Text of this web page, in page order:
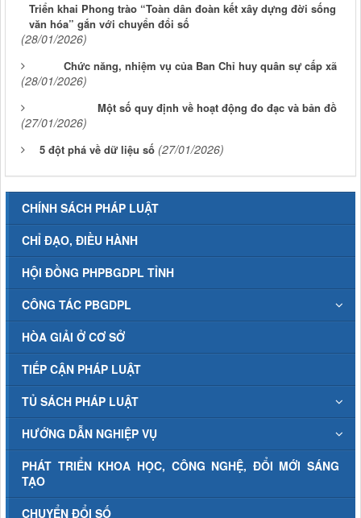
Triển khai Phong trào “Toàn dân đoàn kết xây dựng đời sống
văn hóa” gắn với chuyển đổi số
(28/01/2026)
Chức năng, nhiệm vụ của Ban Chỉ huy quân sự cấp xã
(28/01/2026)
Một số quy định về hoạt động đo đạc và bản đồ
(27/01/2026)
5 đột phá về dữ liệu số (27/01/2026)
CHÍNH SÁCH PHÁP LUẬT
CHỈ ĐẠO, ĐIỀU HÀNH
HỘI ĐỒNG PHPBGDPL TỈNH
CÔNG TÁC PBGDPL
HÒA GIẢI Ở CƠ SỞ
TIẾP CẬN PHÁP LUẬT
TỦ SÁCH PHÁP LUẬT
HƯỚNG DẪN NGHIỆP VỤ
PHÁT TRIỂN KHOA HỌC, CÔNG NGHỆ, ĐỔI MỚI SÁNG
TẠO
CHUYỂN ĐỔI SỐ